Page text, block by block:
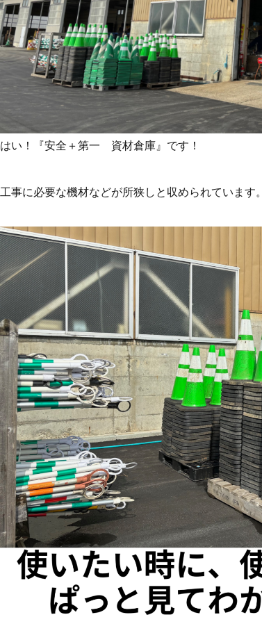
はい！『安全＋第一 資材倉庫』です！
工事に必要な機材などが所狭しと収められています。